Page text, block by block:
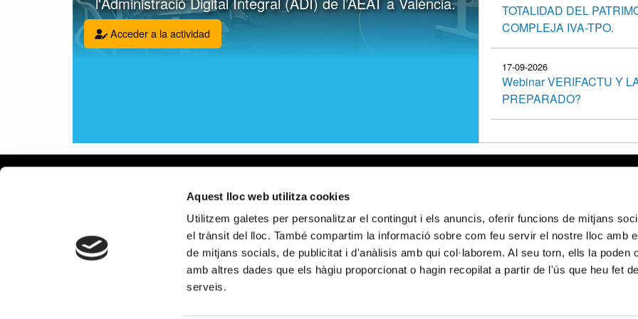
Aquest lloc web utilitza cookies
Utilitzem galetes per personalitzar el contingut i els anuncis, oferir funcions de mitjans
el trànsit del lloc. També compartim la informació sobre com feu servir el nostre lloc amb
de mitjans socials, de publicitat i d'anàlisis amb qui col·laborem. Al seu torn, ells la poden
amb altres dades que els hàgiu proporcionat o hagin recopilat a partir de l'ús que heu fet
serveis.
Acceder a la actividad
TOTALIDAD DEL
COMPLEJA IVA-TPO.
17-09-2026
Webinar VERIFACTU Y
PREPARADO?
Política de privacidad
Política de cookies
Política de privacidad
en redes sociales
Delegación
Delegación
Delegación
PROGRAMA KIT DIGITAL COFINANCIADO POR LOS FONDOS NEXT GENERATION (EU) DEL MECANISMO